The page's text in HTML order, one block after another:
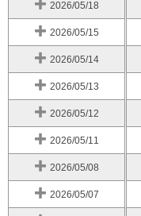
2026/05/18
2026/05/15
2026/05/14
2026/05/13
2026/05/12
2026/05/11
2026/05/08
2026/05/07